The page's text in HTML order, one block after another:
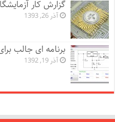
گزارش کار
آذر 26, 1393
برنامه ای جالب
آذر 19, 1392